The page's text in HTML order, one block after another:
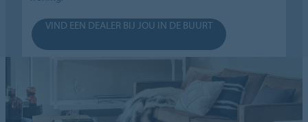
VIND EEN DEALER BIJ JOU IN DE BUURT